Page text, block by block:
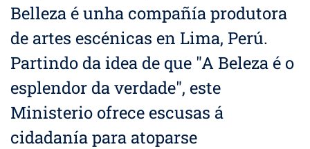
Belleza é unha compañía produtora
de artes escénicas en Lima, Perú.
Partindo da idea de que "A Beleza é o
esplendor da verdade", este
Ministerio ofrece escusas á
cidadanía para atoparse